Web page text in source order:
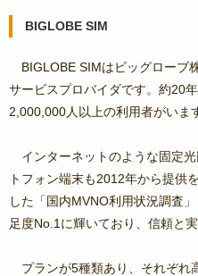
BIGLOBE SIM
BIGLOBE SIMはビッグローブ
サービスプロバイダです。約20
2,000,000人以上の利用者がいま
インターネットのような固定
トフォン端末も2012年から提供
した「国内MVNO利用状況調査
足度No.1に輝いており、信頼と
プランが5種類あり、それぞれ